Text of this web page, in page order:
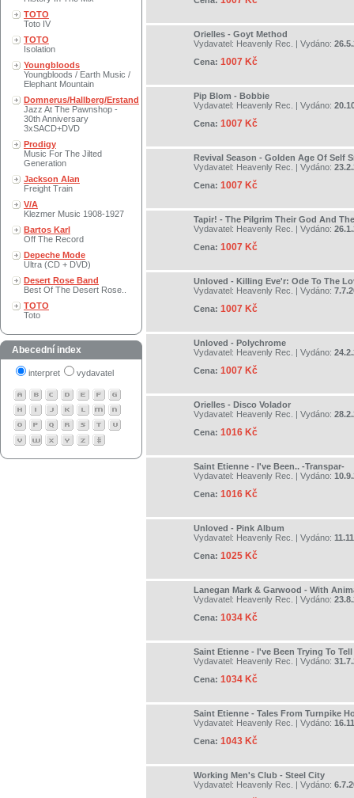
TOTO
Toto IV
TOTO
Isolation
Youngbloods
Youngbloods / Earth Music /
Elephant Mountain
Domnerus/Hallberg/Erstand
Jazz At The Pawnshop -
30th Anniversary
3xSACD+DVD
Prodigy
Music For The Jilted
Generation
Jackson Alan
Freight Train
V/A
Klezmer Music 1908-1927
Bartos Karl
Off The Record
Depeche Mode
Ultra (CD + DVD)
Desert Rose Band
Best Of The Desert Rose..
TOTO
Toto
Abecední index
interpret vydavatel
Orielles - Goyt Method
Vydavatel: Heavenly Rec. | Vydáno:
Cena: 1007 Kč
Pip Blom - Bobbie
Vydavatel: Heavenly Rec. | Vydáno:
Cena: 1007 Kč
Revival Season - Golden Age Of Self
Vydavatel: Heavenly Rec. | Vydáno:
Cena: 1007 Kč
Tapir! - The Pilgrim Their God And
Vydavatel: Heavenly Rec. | Vydáno:
Cena: 1007 Kč
Unloved - Killing Eve'r: Ode To The
Vydavatel: Heavenly Rec. | Vydáno:
Cena: 1007 Kč
Unloved - Polychrome
Vydavatel: Heavenly Rec. | Vydáno:
Cena: 1007 Kč
Orielles - Disco Volador
Vydavatel: Heavenly Rec. | Vydáno:
Cena: 1016 Kč
Saint Etienne - I've Been.. -Transpar-
Vydavatel: Heavenly Rec. | Vydáno:
Cena: 1016 Kč
Unloved - Pink Album
Vydavatel: Heavenly Rec. | Vydáno:
Cena: 1025 Kč
Lanegan Mark & Garwood - With
Vydavatel: Heavenly Rec. | Vydáno:
Cena: 1034 Kč
Saint Etienne - I've Been Trying To Tell
Vydavatel: Heavenly Rec. | Vydáno:
Cena: 1034 Kč
Saint Etienne - Tales From Turnpike
Vydavatel: Heavenly Rec. | Vydáno:
Cena: 1043 Kč
Working Men's Club - Steel City
Vydavatel: Heavenly Rec. | Vydáno: